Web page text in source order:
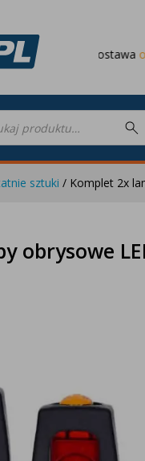
dostawa od 649 PLN
Lampy
pozycyjne LED
Oświetlenie
sztuki / Komplet 2x
obrysowe